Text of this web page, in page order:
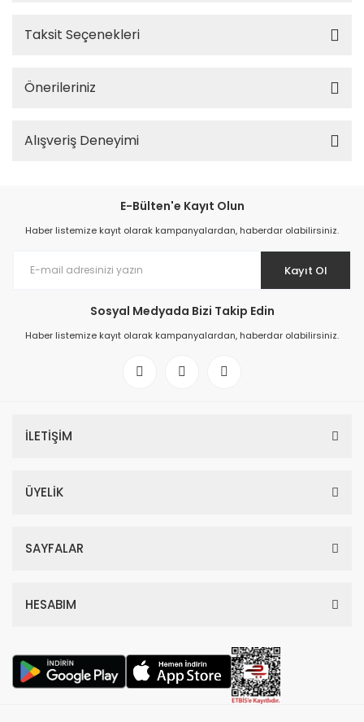
Taksit Seçenekleri
Önerileriniz
Alışveriş Deneyimi
E-Bülten'e Kayıt Olun
Haber listemize kayıt olarak kampanyalardan, haberdar olabilirsiniz.
Kayıt Ol
Sosyal Medyada Bizi Takip Edin
Haber listemize kayıt olarak kampanyalardan, haberdar olabilirsiniz.
İLETİŞİM
ÜYELİK
SAYFALAR
HESABIM